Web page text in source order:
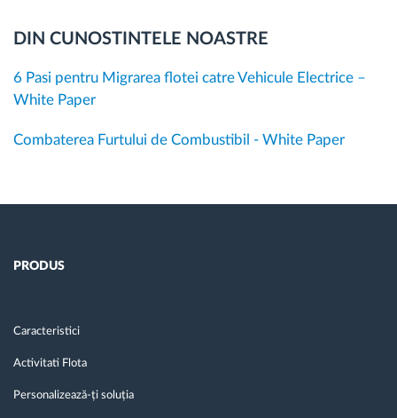
DIN CUNOSTINTELE NOASTRE
6 Pasi pentru Migrarea flotei catre Vehicule Electrice –
White Paper
Combaterea Furtului de Combustibil - White Paper
PRODUS
Caracteristici
Activitati Flota
Personalizează-ți soluția